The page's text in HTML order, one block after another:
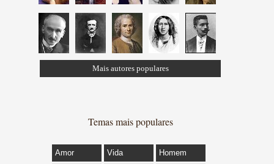
Mais autores populares
Temas mais populares
Amor Vida Homem